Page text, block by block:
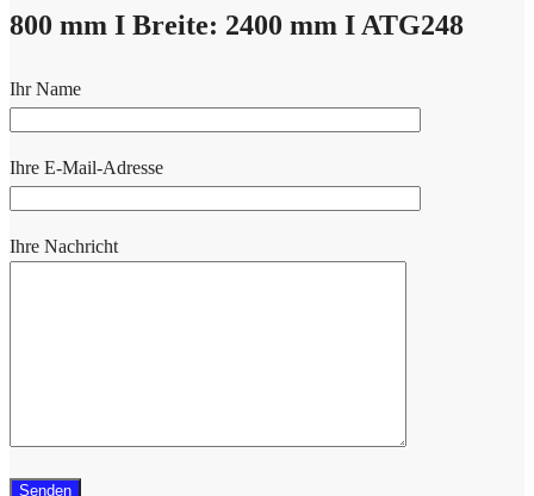
800 mm I Breite: 2400 mm I ATG248
Ihr Name
Ihre E-Mail-Adresse
Ihre Nachricht